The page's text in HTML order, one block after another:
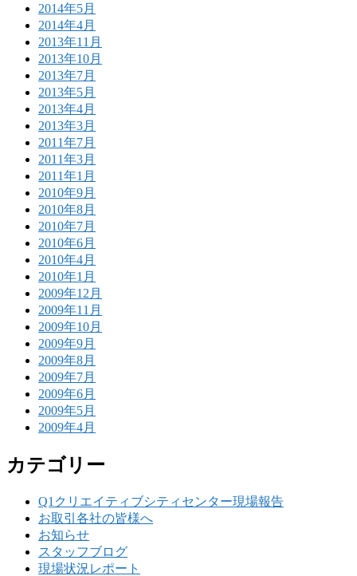
2014年5月
2014年4月
2013年11月
2013年10月
2013年7月
2013年5月
2013年4月
2013年3月
2011年7月
2011年3月
2011年1月
2010年9月
2010年8月
2010年7月
2010年6月
2010年4月
2010年1月
2009年12月
2009年11月
2009年10月
2009年9月
2009年8月
2009年7月
2009年6月
2009年5月
2009年4月
カテゴリー
Q1クリエイティブシティセンター現場報告
お取引各社の皆様へ
お知らせ
スタッフブログ
現場状況レポート